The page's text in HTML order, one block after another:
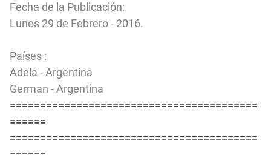
Fecha de la Publicación:
Lunes 29 de Febrero - 2016.
Países :
Adela - Argentina
German - Argentina
=========================================
======
=========================================